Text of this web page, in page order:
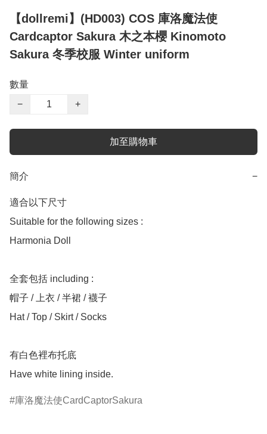
【dollremi】(HD003) COS 庫洛魔法使
Cardcaptor Sakura 木之本櫻 Kinomoto
Sakura 冬季校服 Winter uniform
數量
−
+
加至購物車
簡介 −
適合以下尺寸
Suitable for the following sizes :
Harmonia Doll
全套包括 including :
帽子 / 上衣 / 半裙 / 襪子
Hat / Top / Skirt / Socks
有白色裡布托底
庫洛魔法使CardCaptorSakura